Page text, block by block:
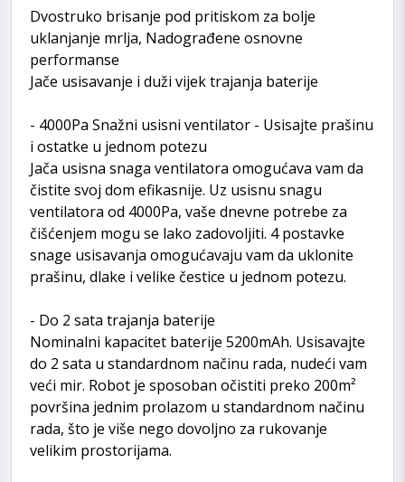
Dvostruko brisanje pod pritiskom za bolje
uklanjanje mrlja, Nadograđene osnovne
performanse
Jače usisavanje i duži vijek trajanja baterije
- 4000Pa Snažni usisni ventilator - Usisajte prašinu
i ostatke u jednom potezu
Jača usisna snaga ventilatora omogućava vam da
čistite svoj dom efikasnije. Uz usisnu snagu
ventilatora od 4000Pa, vaše dnevne potrebe za
čišćenjem mogu se lako zadovoljiti. 4 postavke
snage usisavanja omogućavaju vam da uklonite
prašinu, dlake i velike čestice u jednom potezu.
- Do 2 sata trajanja baterije
Nominalni kapacitet baterije 5200mAh. Usisavajte
do 2 sata u standardnom načinu rada, nudeći vam
veći mir. Robot je sposoban očistiti preko 200m²
površina jednim prolazom u standardnom načinu
rada, što je više nego dovoljno za rukovanje
velikim prostorijama.